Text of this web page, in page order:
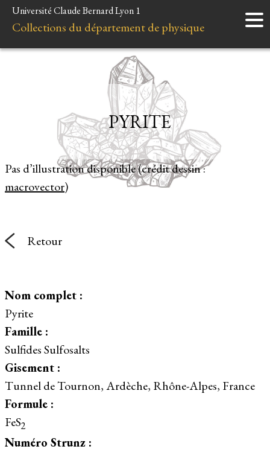
Accueil
Instruments
Liens et ressources
Université Claude Bernard Lyon 1
Collections du département de physique
Pas d’illustration disponible (crédit dessin :
macrovector)
PYRITE
Retour
Nom complet :
Pyrite
Famille :
Sulfides Sulfosalts
Gisement :
Tunnel de Tournon, Ardèche, Rhône-Alpes, France
Formule :
FeS2
Numéro Strunz :